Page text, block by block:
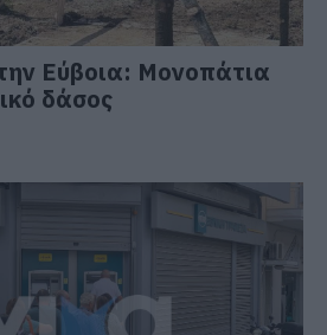
Εύβοια: Μονοπάτια
δάσος